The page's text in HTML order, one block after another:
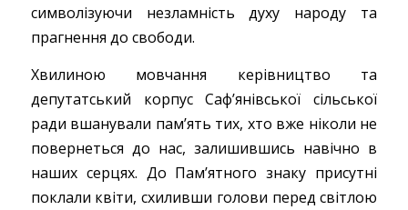
символізуючи незламність духу народу та
прагнення до свободи.
Хвилиною мовчання керівництво та
депутатський корпус Саф’янівської сільської
ради вшанували пам’ять тих, хто вже ніколи не
повернеться до нас, залишившись навічно в
наших серцях. До Пам’ятного знаку присутні
поклали квіти, схиливши голови перед світлою